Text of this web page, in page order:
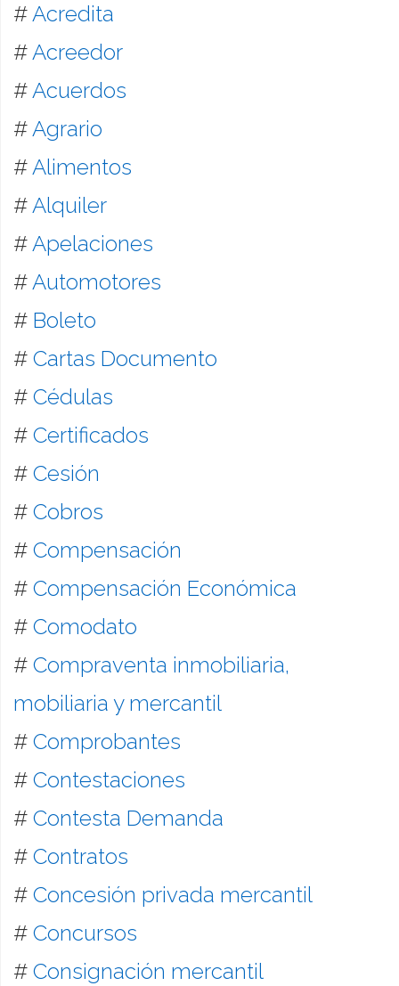
#Acredita
#Acreedor
#Acuerdos
#Agrario
#Alimentos
#Alquiler
#Apelaciones
#Automotores
# Boleto
# Cartas Documento
# Cédulas
# Certificados
# Cesión
# Cobros
# Compensación
# Compensación Económica
# Comodato
# Compraventa inmobiliaria,
mobiliaria y mercantil
# Comprobantes
# Contestaciones
# Contesta Demanda
# Contratos
# Concesión privada mercantil
# Concursos
# Consignación mercantil